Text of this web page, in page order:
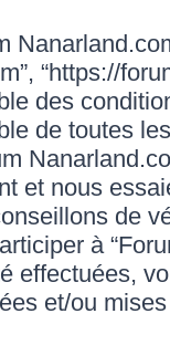
“https://
des
de toutes
et nous
de
à
effectuées,
et/ou